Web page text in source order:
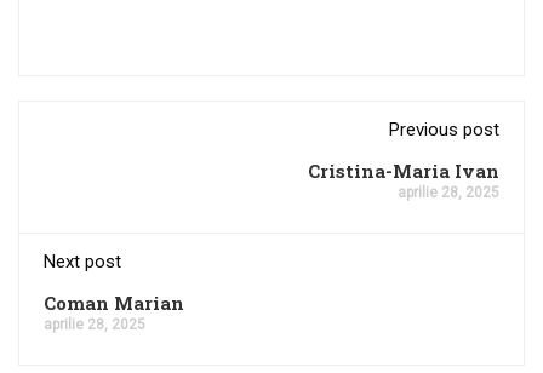
Previous post
Cristina-Maria Ivan
aprilie 28, 2025
Next post
Coman Marian
aprilie 28, 2025